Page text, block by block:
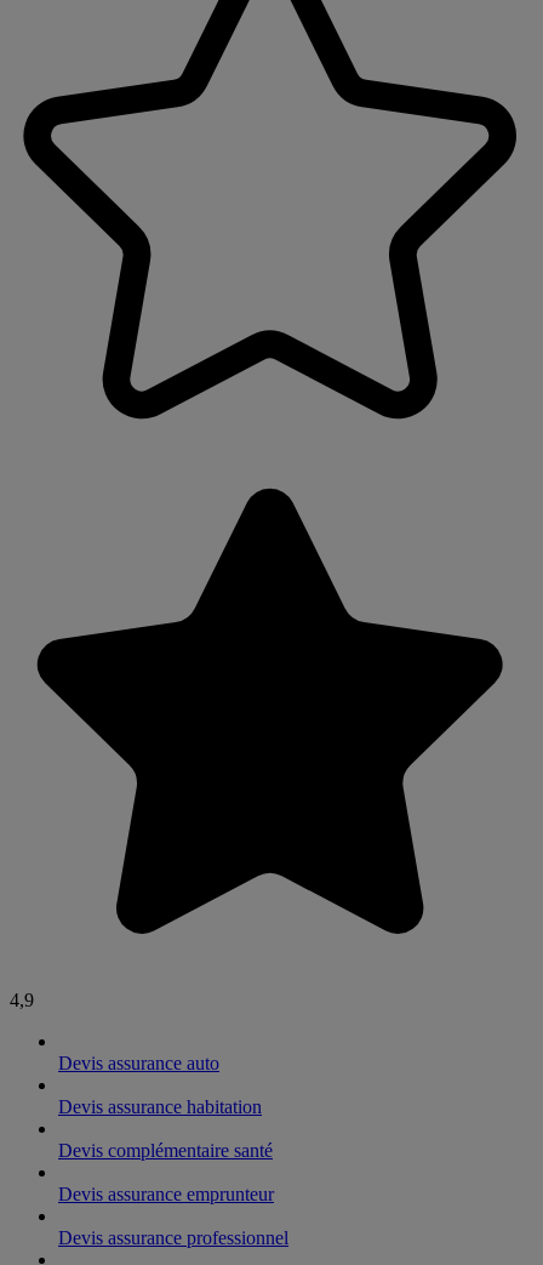
4,9
Devis assurance auto
Devis assurance habitation
Devis complémentaire santé
Devis assurance emprunteur
Devis assurance professionnel